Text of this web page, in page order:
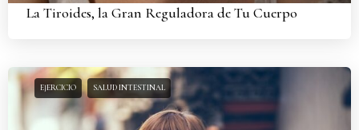
La Tiroides, la Gran Reguladora de Tu Cuerpo
EJERCICIO SALUD INTESTINAL